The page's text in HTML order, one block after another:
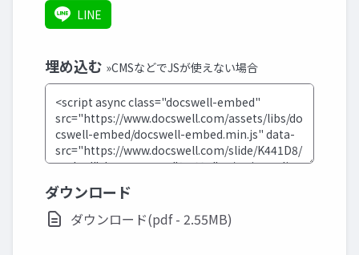
LINE
埋め込む »CMSなどでJSが使えない場合
ダウンロード
ダウンロード(pdf - 2.55MB)